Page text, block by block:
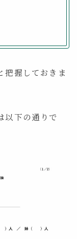
把握しておきま
以下の通りで